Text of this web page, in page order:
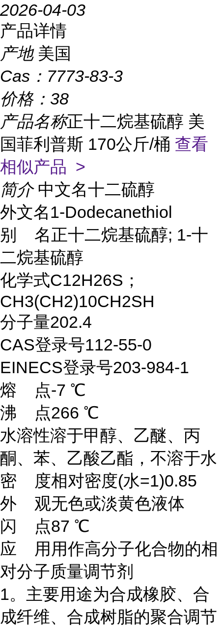
2026-04-03
产品详情
产地 美国
Cas： 7773-83-3
价格： 38
产品名称正十二烷基硫醇 美
国菲利普斯 170公斤/桶 查看
相似产品 >
简介 中文名十二硫醇
外文名1-Dodecanethiol
别 名正十二烷基硫醇; 1-十
二烷基硫醇
化学式C12H26S；
CH3(CH2)10CH2SH
分子量202.4
CAS登录号112-55-0
EINECS登录号203-984-1
熔 点-7 ℃
沸 点266 ℃
水溶性溶于甲醇、乙醚、丙
酮、苯、乙酸乙酯，不溶于水
密 度相对密度(水=1)0.85
外 观无色或淡黄色液体
闪 点87 ℃
应 用用作高分子化合物的相
对分子质量调节剂
1。主要用途为合成橡胶、合
成纤维、合成树脂的聚合调节